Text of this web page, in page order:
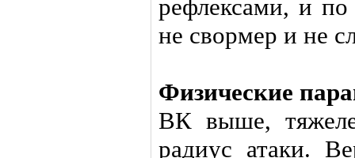
рефлексами, и
не свормер и не
Физические
ВК выше,
радиус атаки.